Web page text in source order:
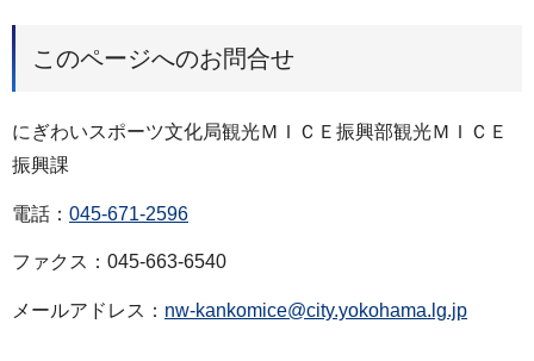
このページへのお問合せ
にぎわいスポーツ文化局観光ＭＩＣＥ振興部観光ＭＩＣＥ
振興課
電話： 045-671-2596
ファクス：045-663-6540
メールアドレス： nw-kankomice@city.yokohama.lg.jp